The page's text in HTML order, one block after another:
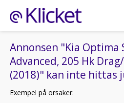
Annonsen "Kia Optima
Advanced, 205 Hk
(2018)" kan inte hittas
Exempel på orsaker: